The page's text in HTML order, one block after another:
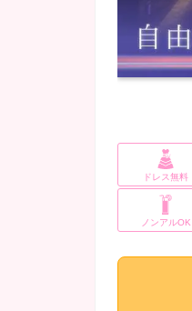
ドレス無料
ノンアルOK